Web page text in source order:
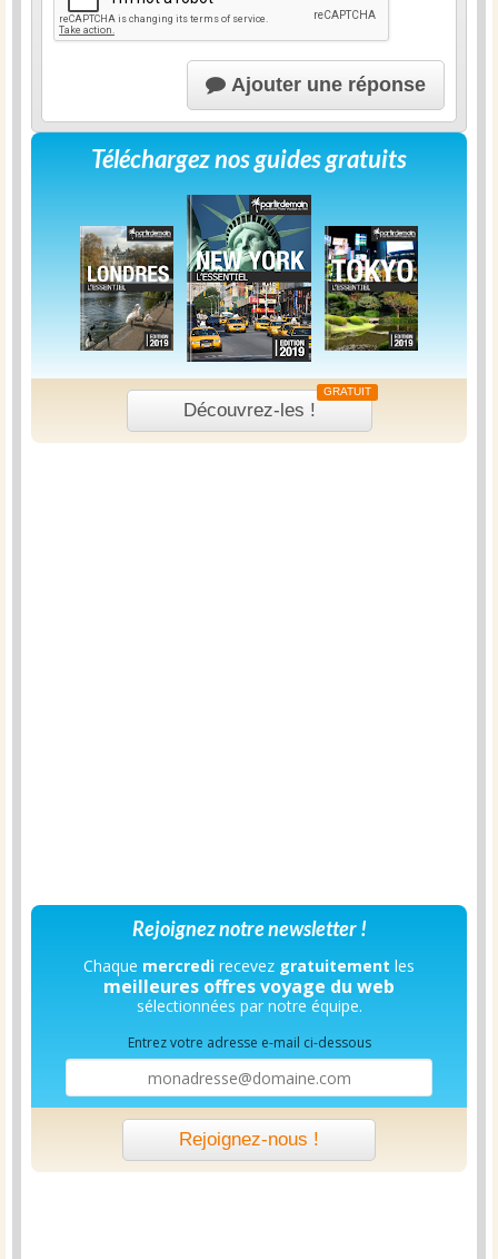
Ajouter une réponse
Téléchargez nos guides gratuits
Découvrez-les !
GRATUIT
Rejoignez notre newsletter !
Chaque mercredi recevez gratuitement les
meilleures offres voyage du web
sélectionnées par notre équipe.
Entrez votre adresse e-mail ci-dessous
Rejoignez-nous !